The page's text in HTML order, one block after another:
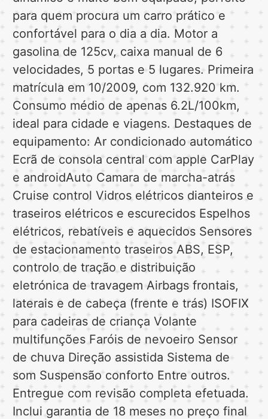
para quem procura um carro prático e
confortável para o dia a dia. Motor a
gasolina de 125cv, caixa manual de 6
velocidades, 5 portas e 5 lugares. Primeira
matrícula em 10/2009, com 132.920 km.
Consumo médio de apenas 6.2L/100km,
ideal para cidade e viagens. Destaques de
equipamento: Ar condicionado automático
Ecrã de consola central com apple CarPlay
e androidAuto Camara de marcha-atrás
Cruise control Vidros elétricos dianteiros e
traseiros elétricos e escurecidos Espelhos
elétricos, rebatíveis e aquecidos Sensores
de estacionamento traseiros ABS, ESP,
controlo de tração e distribuição
eletrónica de travagem Airbags frontais,
laterais e de cabeça (frente e trás) ISOFIX
para cadeiras de criança Volante
multifunções Faróis de nevoeiro Sensor
de chuva Direção assistida Sistema de
som Suspensão conforto Entre outros.
Entregue com revisão completa efetuada.
Inclui garantia de 18 meses no preço final